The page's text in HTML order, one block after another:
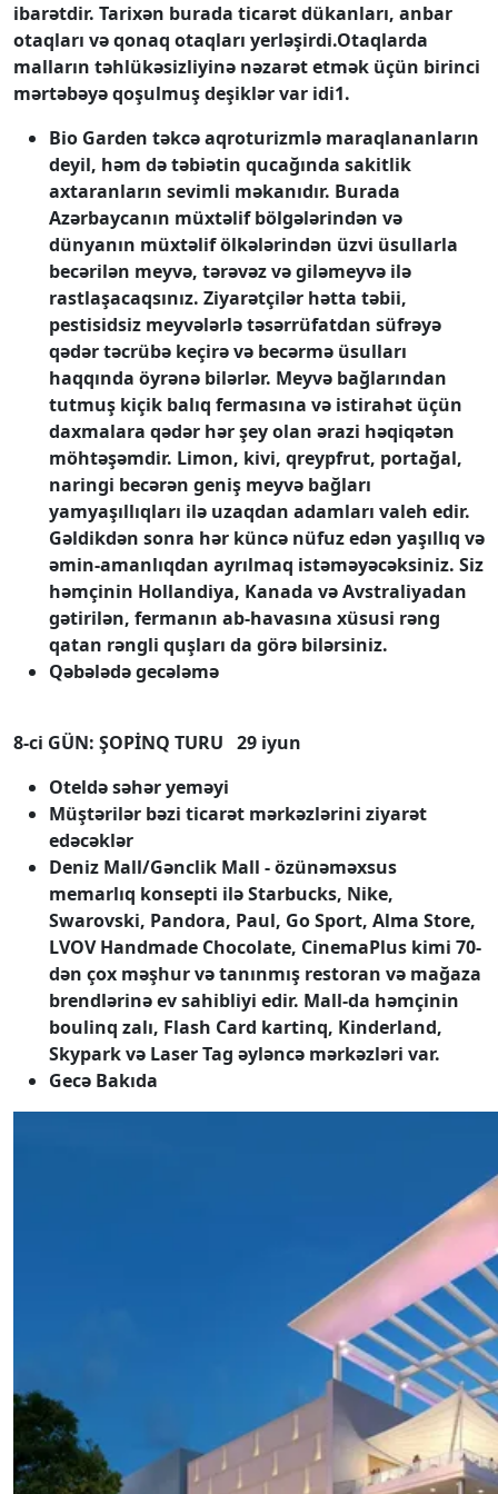
ibarətdir. Tarixən burada ticarət dükanları, anbar
otaqları və qonaq otaqları yerləşirdi.Otaqlarda
malların təhlükəsizliyinə nəzarət etmək üçün birinci
mərtəbəyə qoşulmuş deşiklər var idi1.
Bio Garden təkcə aqroturizmlə maraqlananların
deyil, həm də təbiətin qucağında sakitlik
axtaranların sevimli məkanıdır. Burada
Azərbaycanın müxtəlif bölgələrindən və
dünyanın müxtəlif ölkələrindən üzvi üsullarla
becərilən meyvə, tərəvəz və giləmeyvə ilə
rastlaşacaqsınız. Ziyarətçilər hətta təbii,
pestisidsiz meyvələrlə təsərrüfatdan süfrəyə
qədər təcrübə keçirə və becərmə üsulları
haqqında öyrənə bilərlər. Meyvə bağlarından
tutmuş kiçik balıq fermasına və istirahət üçün
daxmalara qədər hər şey olan ərazi həqiqətən
möhtəşəmdir. Limon, kivi, qreypfrut, portağal,
naringi becərən geniş meyvə bağları
yamyaşıllıqları ilə uzaqdan adamları valeh edir.
Gəldikdən sonra hər küncə nüfuz edən yaşıllıq və
əmin-amanlıqdan ayrılmaq istəməyəcəksiniz. Siz
həmçinin Hollandiya, Kanada və Avstraliyadan
gətirilən, fermanın ab-havasına xüsusi rəng
qatan rəngli quşları da görə bilərsiniz.
Qəbələdə gecələmə
8-ci GÜN: ŞOPİNQ TURU 29 iyun
Oteldə səhər yeməyi
Müştərilər bəzi ticarət mərkəzlərini ziyarət
edəcəklər
Deniz Mall/Gənclik Mall - özünəməxsus
memarlıq konsepti ilə Starbucks, Nike,
Swarovski, Pandora, Paul, Go Sport, Alma Store,
LVOV Handmade Chocolate, CinemaPlus kimi 70-
dən çox məşhur və tanınmış restoran və mağaza
brendlərinə ev sahibliyi edir. Mall-da həmçinin
boulinq zalı, Flash Card kartinq, Kinderland,
Skypark və Laser Tag əyləncə mərkəzləri var.
Gecə Bakıda